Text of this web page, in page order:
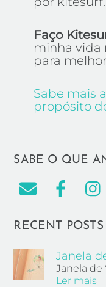
Faço
minha vida
para
Sabe mais
propósito
SABE O QUE
RECENT POSTS
Janela
Janela de
Ler mais